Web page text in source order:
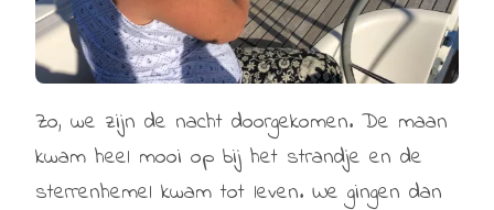
Zo, we zijn de nacht doorgekomen. De maan
kwam heel mooi op bij het strandje en de
sterrenhemel kwam tot leven. We gingen dan